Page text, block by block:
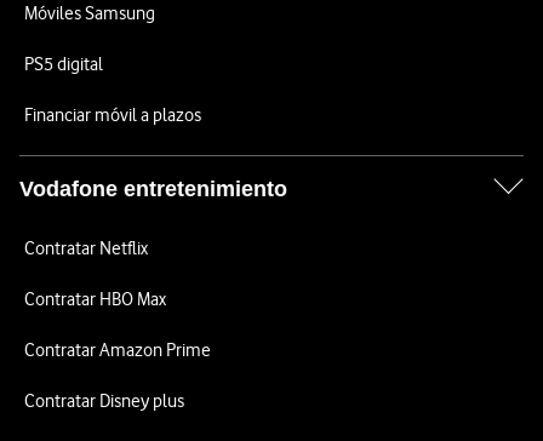
Móviles Samsung
PS5 digital
Financiar móvil a plazos
Vodafone entretenimiento
Contratar Netflix
Contratar HBO Max
Contratar Amazon Prime
Contratar Disney plus